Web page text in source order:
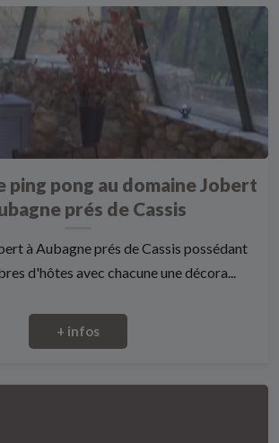
ping pong au domaine Jobert
prés de Cassis
à Aubagne prés de Cassis possédant
d'hôtes avec chacune une décora...
+ infos